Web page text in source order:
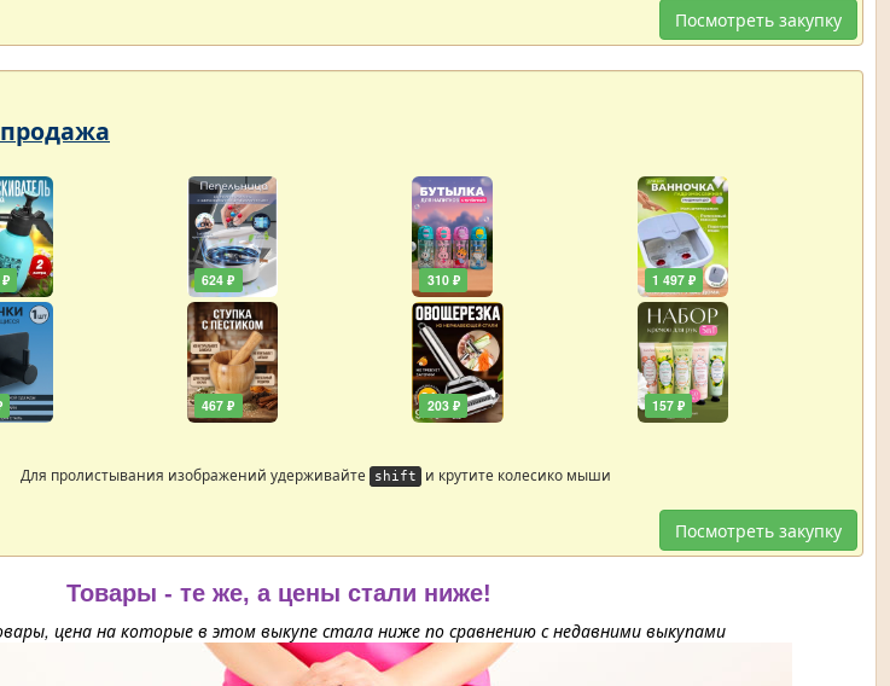
Посмотреть закупку
624 ₽
467 ₽
310 ₽
203 ₽
1 497 ₽
157 ₽
Для пролистывания изображений удерживайте shift и крутите колесико мыши
Посмотреть закупку
Товары - те же, а цены стали ниже!
цена на которые в этом выкупе стала ниже по сравнению с недавними выкупами